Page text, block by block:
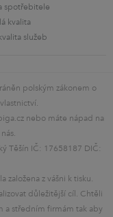
spotřebitele
kvalita
služeb
polským zákonem o
nebo máte nápad na
Těšín IČ: 17658187 DIČ:
založena z vášni k tisku.
důležitější cíl. Chtěli
a středním firmám tak aby